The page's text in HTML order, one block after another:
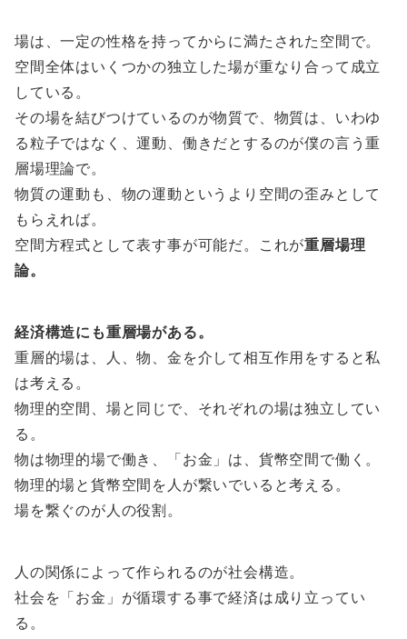
場は、一定の性格を持ってからに満たされた空間で。
空間全体はいくつかの独立した場が重なり合って成立
している。
その場を結びつけているのが物質で、物質は、いわゆ
る粒子ではなく、運動、働きだとするのが僕の言う重
層場理論で。
物質の運動も、物の運動というより空間の歪みとして
もらえれば。
空間方程式として表す事が可能だ。これが重層場理
論。
経済構造にも重層場がある。
重層的場は、人、物、金を介して相互作用をすると私
は考える。
物理的空間、場と同じで、それぞれの場は独立してい
る。
物は物理的場で働き、「お金」は、貨幣空間で働く。
物理的場と貨幣空間を人が繋いでいると考える。
場を繋ぐのが人の役割。
人の関係によって作られるのが社会構造。
社会を「お金」が循環する事で経済は成り立ってい
る。